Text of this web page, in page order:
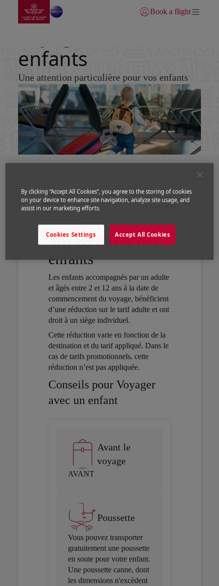
Saut au contenu principal
Aller à la page accueil
Se connecter | S’inscrire)
Book a flight
enfants
Une attention particulière pour vos enfants
Voyagez
avec un
Bébé
Voyagez
avec un
enfant
Femmes
enceintes
Voyagez avec des
enfants
Les enfants accompagnés par un adulte
et âgés entre 2 et 12 ans à la date de
commencement du voyage, bénéficient
d’une réduction sur le tarif adulte et ont
droit à un siège individuel.
Open in a new window
Cette réduction varie en fonction de la
destination et du tarif appliqué. Dans le
cas de tarifs promotionnels, cette
réduction n’est pas appliquée.
Open in a new window
Conseils pour Voyager
avec un enfant
Avant le
voyage
AVANT
Poussette
Vous pouvez transporter
gratuitement une poussette
en soute pour votre enfant.
Une poussette canne, dont
les dimensions n'excèdent
By clicking “Accept All Cookies”, you agree to the storing of cookies
on your device to enhance site navigation, analyze site usage, and
assist in our marketing efforts.
Accept All Cookies
Cookies Settings